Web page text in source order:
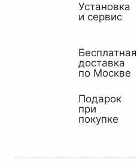
Установка
и сервис
Бесплатная
доставка
по Москве
Подарок
при
покупке